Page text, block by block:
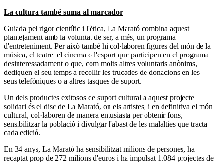
La cultura també suma al marcador
Guiada pel rigor científic i l'ètica, La Marató combina aquest
plantejament amb la voluntat de ser, a més, un programa
d'entreteniment. Per això també hi col·laboren figures del món de la
música, el teatre, el cinema o l'esport que participen en el programa
desinteressadament o que, com molts altres voluntaris anònims,
dediquen el seu temps a recollir les trucades de donacions en les
seus telefòniques o a altres tasques de suport.
Un dels productes exitosos de suport cultural a aquest projecte
solidari és el disc de La Marató, on els artistes, i en definitiva el món
cultural, col·laboren de manera entusiasta per obtenir fons,
sensibilitzar la població i divulgar l'abast de les malalties que tracta
cada edició.
En 34 anys, La Marató ha sensibilitzat milions de persones, ha
recaptat prop de 272 milions d'euros i ha impulsat 1.084 projectes de